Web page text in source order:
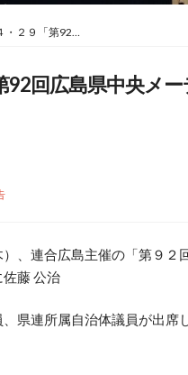
・２９「第92…
92回広島県中央メー
、連合広島主催の「第９２
藤 公治
県連所属自治体議員が出席